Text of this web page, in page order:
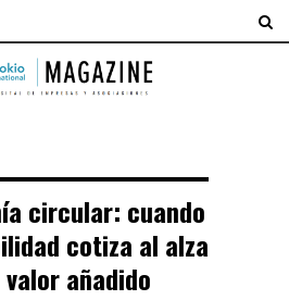
circular: cuando
cotiza al alza
añadido